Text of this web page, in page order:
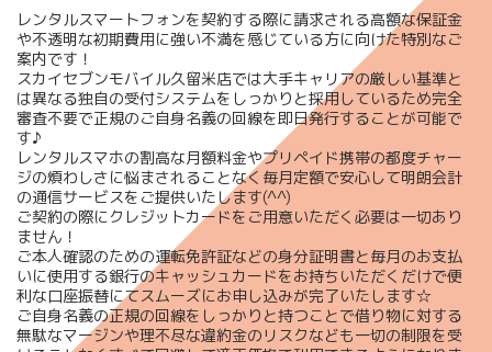
レンタルスマートフォンを契約する際に請求される高額な保証金
や不透明な初期費用に強い不満を感じている方に向けた特別なご
案内です！
スカイセブンモバイル久留米店では大手キャリアの厳しい基準と
は異なる独自の受付システムをしっかりと採用しているため完全
審査不要で正規のご自身名義の回線を即日発行することが可能で
す♪
レンタルスマホの割高な月額料金やプリペイド携帯の都度チャー
ジの煩わしさに悩まされることなく毎月定額で安心して明朗会計
の通信サービスをご提供いたします(^^)
ご契約の際にクレジットカードをご用意いただく必要は一切あり
ません！
ご本人確認のための運転免許証などの身分証明書と毎月のお支払
いに使用する銀行のキャッシュカードをお持ちいただくだけで便
利な口座振替にてスムーズにお申し込みが完了いたします☆
ご自身名義の正規の回線をしっかりと持つことで借り物に対する
無駄なマージンや理不尽な違約金のリスクなども一切の制限を受